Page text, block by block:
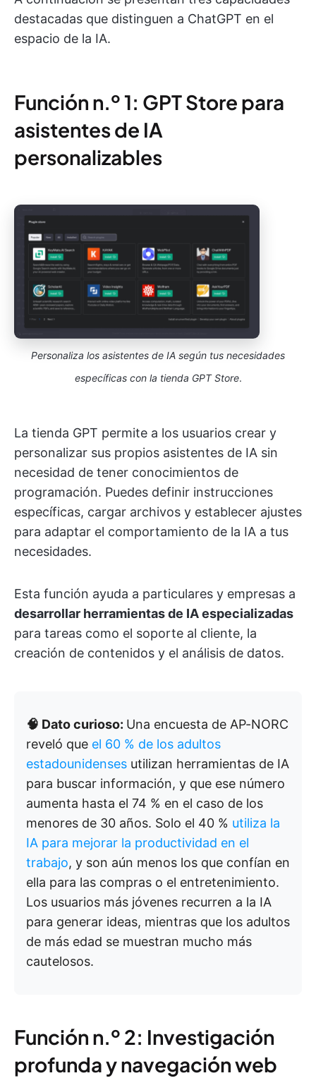
destacadas que distinguen a ChatGPT en el
espacio de la IA.
Función n.º 1: GPT Store para
asistentes de IA
personalizables
Personaliza los asistentes de IA según tus necesidades
específicas con la tienda GPT Store.
La tienda GPT permite a los usuarios crear y
personalizar sus propios asistentes de IA sin
necesidad de tener conocimientos de
programación. Puedes definir instrucciones
específicas, cargar archivos y establecer ajustes
para adaptar el comportamiento de la IA a tus
necesidades.
Esta función ayuda a particulares y empresas a
desarrollar herramientas de IA especializadas
para tareas como el soporte al cliente, la
creación de contenidos y el análisis de datos.
🧠 Dato curioso: Una encuesta de AP-NORC
reveló que el 60 % de los adultos
estadounidenses utilizan herramientas de IA
para buscar información, y que ese número
aumenta hasta el 74 % en el caso de los
menores de 30 años. Solo el 40 % utiliza la
IA para mejorar la productividad en el
trabajo, y son aún menos los que confían en
ella para las compras o el entretenimiento.
Los usuarios más jóvenes recurren a la IA
para generar ideas, mientras que los adultos
de más edad se muestran mucho más
cautelosos.
Función n.º 2: Investigación
profunda y navegación web